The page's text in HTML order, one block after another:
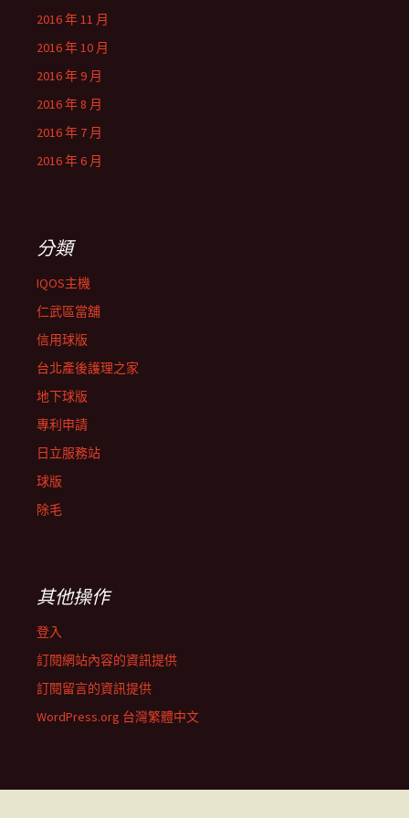
2016 年 11 月
2016 年 10 月
2016 年 9 月
2016 年 8 月
2016 年 7 月
2016 年 6 月
分類
IQOS主機
仁武區當舖
信用球版
台北產後護理之家
地下球版
專利申請
日立服務站
球版
除毛
其他操作
登入
訂閱網站內容的資訊提供
訂閱留言的資訊提供
WordPress.org 台灣繁體中文